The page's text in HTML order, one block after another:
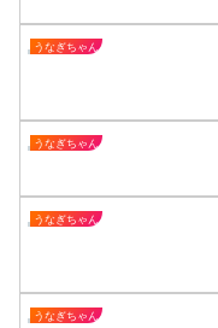
うなぎちゃん
うなぎちゃん
うなぎちゃん
うなぎちゃん